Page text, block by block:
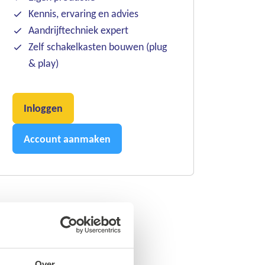
Kennis, ervaring en advies
Aandrijftechniek expert
Zelf schakelkasten bouwen (plug
& play)
Inloggen
Account aanmaken